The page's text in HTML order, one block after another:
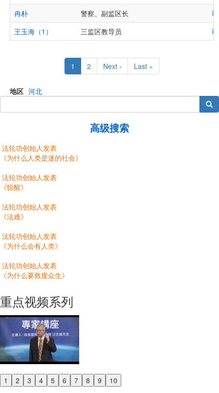
冉朴 警察、副监区长
王玉海（1）
三监区教导员
Current
page
1 Page
2
Next
page
Next ›
Last
page
Last »
地区 河北
搜索
高级搜索
法轮功创始人发表
《为什么人类是迷的社会》
法轮功创始人发表
《惊醒》
法轮功创始人发表
《法难》
法轮功创始人发表
《为什么会有人类》
法轮功创始人发表
《为什么要救度众生》
重点视频系列
1 2 3 4 5 6 7 8 9 10
Previous